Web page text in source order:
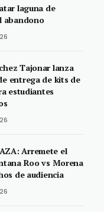
laguna de
abandono
Tajonar lanza
entrega de kits de
estudiantes
Arremete el
Roo vs Morena
de audiencia